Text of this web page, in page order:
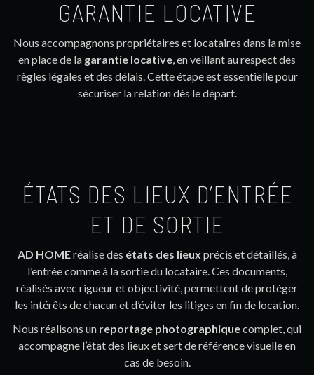
GARANTIE LOCATIVE
Nous accompagnons propriétaires et locataires dans la mise
en place de la garantie locative , en veillant au respect des
règles légales et des délais. Cette étape est essentielle pour
sécuriser la relation dès le départ.
ÉTATS DES LIEUX D’ENTRÉE
ET DE SORTIE
AD HOMEréalise des états des lieux précis et détaillés, à
l’entrée comme à la sortie du locataire. Ces documents,
réalisés avec rigueur et objectivité, permettent de protéger
les intérêts de chacun et d’éviter les litiges en fin de location.
Nous réalisons un reportage photographiquecomplet, qui
accompagne l’état des lieux et sert de référence visuelle en
cas de besoin.